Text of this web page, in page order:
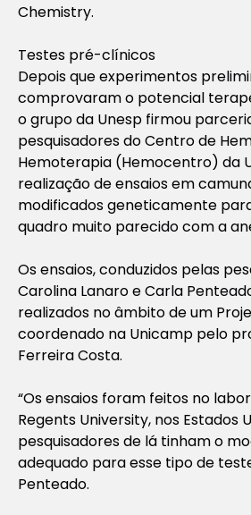
Chemistry.
Testes pré-clínicos
Depois que experimentos
comprovaram o potencial
o grupo da Unesp firmou
pesquisadores do Centro de
Hemoterapia (Hemocentro) da
realização de ensaios em
modificados geneticamente
quadro muito parecido com a
Os ensaios, conduzidos pelas
Carolina Lanaro e Carla
realizados no âmbito de um
coordenado na Unicamp pelo
Ferreira Costa.
“Os ensaios foram feitos no
Regents University, nos Estados
pesquisadores de lá tinham o
adequado para esse tipo de
Penteado.